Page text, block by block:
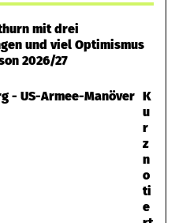
mit drei
und viel Optimismus
2026/27
K
u
r
z
n
o
ti
e